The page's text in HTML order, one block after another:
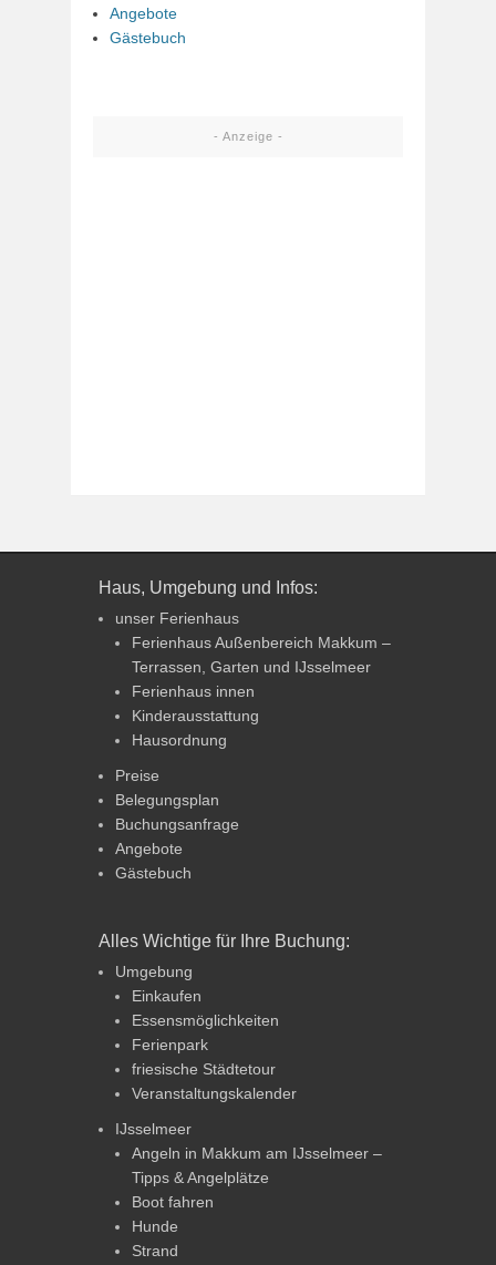
Angebote
Gästebuch
- Anzeige -
Haus, Umgebung und Infos:
unser Ferienhaus
Ferienhaus Außenbereich Makkum –
Terrassen, Garten und IJsselmeer
Ferienhaus innen
Kinderausstattung
Hausordnung
Preise
Belegungsplan
Buchungsanfrage
Angebote
Gästebuch
Alles Wichtige für Ihre Buchung:
Umgebung
Einkaufen
Essensmöglichkeiten
Ferienpark
friesische Städtetour
Veranstaltungskalender
IJsselmeer
Angeln in Makkum am IJsselmeer –
Tipps & Angelplätze
Boot fahren
Hunde
Strand